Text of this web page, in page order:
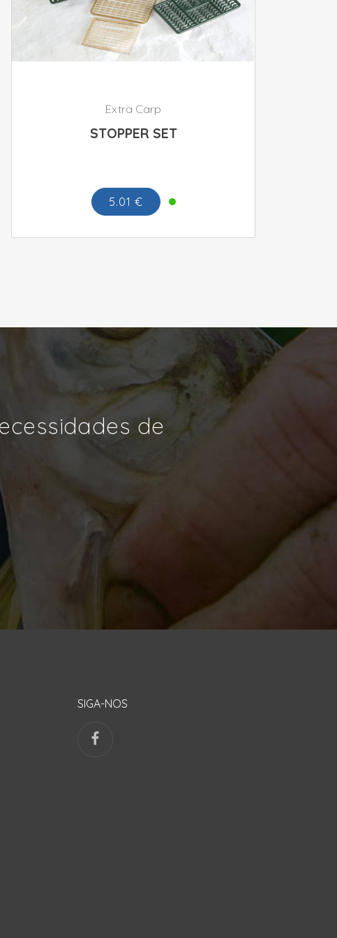
Extra Carp
STOPPER SET
5.01 €
de
SIGA-NOS